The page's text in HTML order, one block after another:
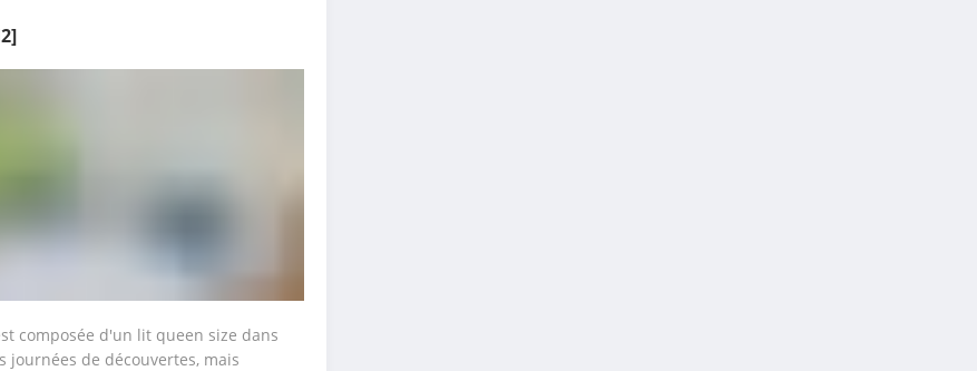
composée d'un lit queen size dans
journées de découvertes, mais